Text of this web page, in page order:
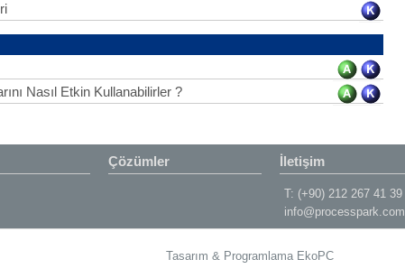
Nasıl Etkin Kullanabilirler ?
Çözümler İletişim
T: (+90) 212 267 41 39
info@processpark.com
Tasarım & Programlama EkoPC